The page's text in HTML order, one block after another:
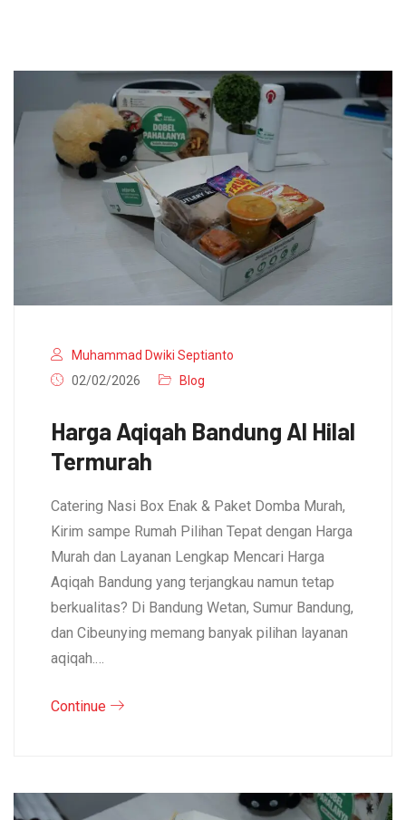
Muhammad Dwiki Septianto
02/02/2026
Blog
Harga Aqiqah Bandung Al Hilal
Termurah
Catering Nasi Box Enak & Paket Domba Murah,
Kirim sampe Rumah Pilihan Tepat dengan Harga
Murah dan Layanan Lengkap Mencari Harga
Aqiqah Bandung yang terjangkau namun tetap
berkualitas? Di Bandung Wetan, Sumur Bandung,
dan Cibeunying memang banyak pilihan layanan
aqiqah.…
Continue